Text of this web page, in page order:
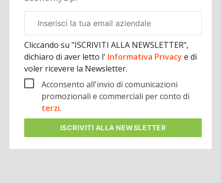
aziendale
Cliccando su "ISCRIVITI ALLA NEWSLETTER",
dichiaro di aver letto l' Informativa Privacye di
voler ricevere la Newsletter.
Acconsento all'invio di comunicazioni
promozionali e commerciali per conto di
terzi.
ISCRIVITI ALLA NEWSLETTER